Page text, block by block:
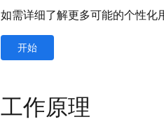
如需详细了解更多可能的个性化
开始
工作原理